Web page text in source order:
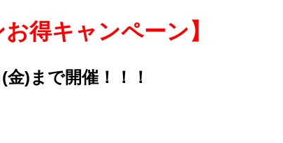
得キャンペーン】
金)まで開催！！！